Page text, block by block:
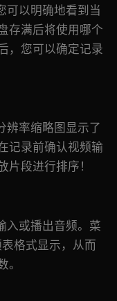
可以明确地看到当
存满后将使用哪个
，您可以确定记录
辨率缩略图显示了
记录前确认视频输
段进行排序！
入或播出音频。菜
格式显示，从而